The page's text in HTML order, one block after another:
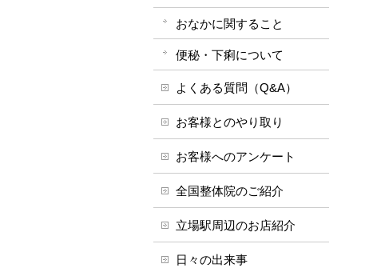
おなかに関すること
便秘・下痢について
よくある質問（Q&A）
お客様とのやり取り
お客様へのアンケート
全国整体院のご紹介
立場駅周辺のお店紹介
日々の出来事